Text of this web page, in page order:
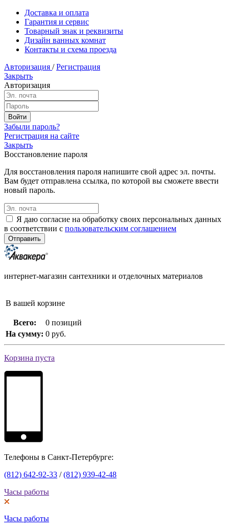
Доставка и оплата
Гарантия и сервис
Товарный знак и реквизиты
Дизайн ванных комнат
Контакты и схема проезда
Авторизация / Регистрация
Закрыть
Авторизация
Забыли пароль?
Регистрация на сайте
Закрыть
Восстановление пароля
Для восстановления пароля напишите свой адрес эл. почты.
Вам будет отправлена ссылка, по которой вы сможете ввести
новый пароль.
Я даю согласие на обработку своих персональных данных
в соответствии с пользовательским соглашением
интернет-магазин сантехники и отделочных материалов
В вашей корзине
Всего:
0 позиций
На сумму: 0 руб.
Корзина пуста
Телефоны в Санкт-Петербурге:
(812) 642-92-33 /(812) 939-42-48
Часы работы
Часы работы